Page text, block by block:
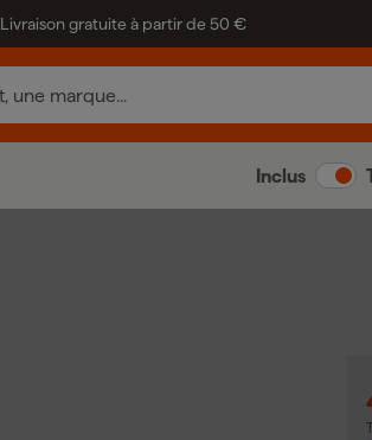
Livraison gratuite à partir de 50 €
Inclus